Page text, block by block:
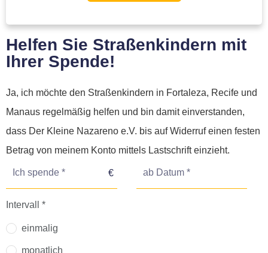
Helfen Sie Straßenkindern mit
Ihrer Spende!
Ja, ich möchte den Straßenkindern in Fortaleza, Recife und
Manaus regelmäßig helfen und bin damit einverstanden,
dass Der Kleine Nazareno e.V. bis auf Widerruf einen festen
Betrag von meinem Konto mittels Lastschrift einzieht.
Intervall *
einmalig
monatlich